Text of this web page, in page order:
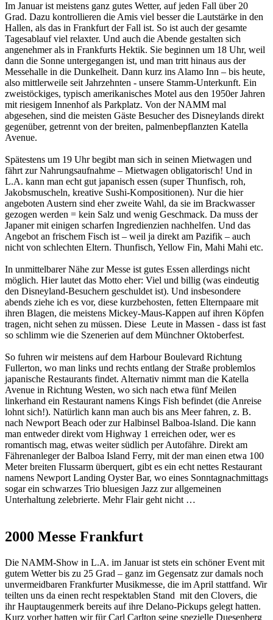
Im Januar ist meistens ganz gutes Wetter, auf jeden Fall über 20
Grad. Dazu kontrollieren die Amis viel besser die Lautstärke in den
Hallen, als das in Frankfurt der Fall ist. So ist auch der gesamte
Tagesablauf viel relaxter. Und auch die Abende gestalten sich
angenehmer als in Frankfurts Hektik. Sie beginnen um 18 Uhr, weil
dann die Sonne untergegangen ist, und man tritt hinaus aus der
Messehalle in die Dunkelheit. Dann kurz ins Alamo Inn – bis heute,
also mittlerweile seit Jahrzehnten - unsere Stamm-Unterkunft. Ein
zweistöckiges, typisch amerikanisches Motel aus den 1950er Jahren
mit riesigem Innenhof als Parkplatz. Von der NAMM mal
abgesehen, sind die meisten Gäste Besucher des Disneylands direkt
gegenüber, getrennt von der breiten, palmenbepflanzten Katella
Avenue.
Spätestens um 19 Uhr begibt man sich in seinen Mietwagen und
fährt zur Nahrungsaufnahme – Mietwagen obligatorisch! Und in
L.A. kann man echt gut japanisch essen (super Thunfisch, roh,
Jakobsmuscheln, kreative Sushi-Kompositionen). Nur die hier
angeboten Austern sind eher zweite Wahl, da sie im Brackwasser
gezogen werden = kein Salz und wenig Geschmack. Da muss der
Japaner mit einigen scharfen Ingredienzien nachhelfen. Und das
Angebot an frischem Fisch ist – weil ja direkt am Pazifik – auch
nicht von schlechten Eltern. Thunfisch, Yellow Fin, Mahi Mahi etc.
In unmittelbarer Nähe zur Messe ist gutes Essen allerdings nicht
möglich. Hier lautet das Motto eher: Viel und billig (was eindeutig
den Disneyland-Besuchern geschuldet ist). Und insbesondere
abends ziehe ich es vor, diese kurzbehosten, fetten Elternpaare mit
ihren Blagen, die meistens Mickey-Maus-Kappen auf ihren Köpfen
tragen, nicht sehen zu müssen. Diese Leute in Massen - dass ist fast
so schlimm wie die Szenerien auf dem Münchner Oktoberfest.
So fuhren wir meistens auf dem Harbour Boulevard Richtung
Fullerton, wo man links und rechts entlang der Straße problemlos
japanische Restaurants findet. Alternativ nimmt man die Katella
Avenue in Richtung Westen, wo sich nach etwa fünf Meilen
linkerhand ein Restaurant namens Kings Fish befindet (die Anreise
lohnt sich!). Natürlich kann man auch bis ans Meer fahren, z. B.
nach Newport Beach oder zur Halbinsel Balboa-Island. Die kann
man entweder direkt vom Highway 1 erreichen oder, wer es
romantisch mag, etwas weiter südlich per Autofähre. Direkt am
Fährenanleger der Balboa Island Ferry, mit der man einen etwa 100
Meter breiten Flussarm überquert, gibt es ein echt nettes Restaurant
namens Newport Landing Oyster Bar, wo eines Sonntagnachmittags
sogar ein schwarzes Trio bluesigen Jazz zur allgemeinen
Unterhaltung zelebrierte. Mehr Flair geht nicht …
2000 Messe Frankfurt
Die NAMM-Show in L.A. im Januar ist stets ein schöner Event mit
gutem Wetter bis zu 25 Grad – ganz im Gegensatz zur damals noch
unvermeidbaren Frankfurter Musikmesse, die im April stattfand. Wir
teilten uns da einen recht respektablen Stand mit den Clovers, die
ihr Hauptaugenmerk bereits auf ihre Delano-Pickups gelegt hatten.
Kurz vorher hatten wir für Carl Carlton seine spezielle Duesenberg